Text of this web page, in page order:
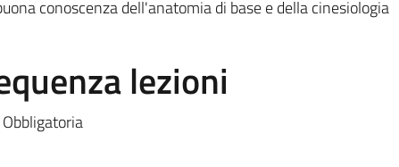
conoscenza dell'anatomia di base e della cinesiologia
lezioni
Obbligatoria